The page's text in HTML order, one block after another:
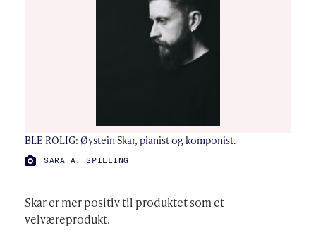
BLE ROLIG: Øystein Skar, pianist og komponist.
FOTO:
SARA A. SPILLING
Skar er mer positiv til produktet som et
velværeprodukt.